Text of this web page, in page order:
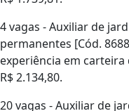
4 vagas - Auxiliar de
permanentes [Cód.
experiência em carteira
R$ 2.134,80.
20 vagas - Auxiliar de